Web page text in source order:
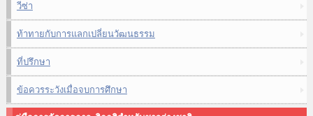
วีซ่า
ท้าทายกับการแลกเปลี่ยนวัฒนธรรม
ที่ปรึกษา
ข้อควรระวังเมื่อจบการศึกษา